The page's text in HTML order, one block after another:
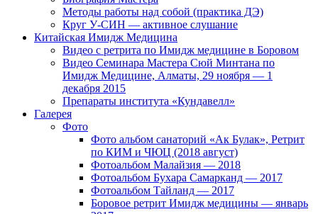
Методы работы над собой (практика ДЭ)
Круг У-СИН — активное слушание
Китайская Имидж Медицина
Видео с ретрита по Имидж медицине в Боровом
Видео Семинара Мастера Сюй Минтана по
Имидж Медицине, Алматы, 29 ноября — 1
декабря 2015
Препараты института «Кундавелл»
Галерея
Фото
Фото альбом санаторий «Ак Булак», Ретрит
по КИМ и ЧЮЦ (2018 август)
Фотоальбом Малайзия — 2018
Фотоальбом Бухара Самарканд — 2017
Фотоальбом Тайланд — 2017
Боровое ретрит Имидж медицины — январь